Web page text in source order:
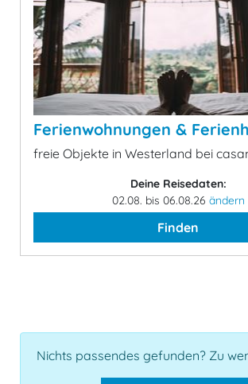
Ferienwohnungen &
freie Objekte in Westerland bei
Deine Reisedaten:
02.08. bis 06.08.26 ändern
Finden
Nichts passendes gefunden? Zu